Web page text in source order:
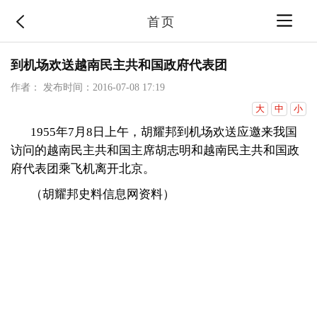
首页
到机场欢送越南民主共和国政府代表团
作者：
发布时间：2016-07-08 17:19
大
中 小
1955年7月8日上午 ，胡耀邦到机场欢送应邀来我国
访问的越南民主共和国主席胡志明和越南民主共和国政
府代表团乘飞机离开北京。
（胡耀邦史料信息网资料）